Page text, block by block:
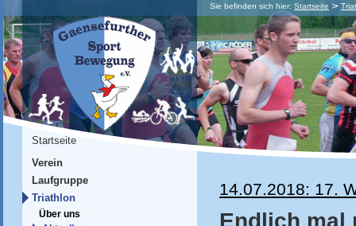
Sie befinden sich hier: Startseite
Startseite
Verein
Laufgruppe
Triathlon
Über uns
14.07.2018: 17.
Endlich mal